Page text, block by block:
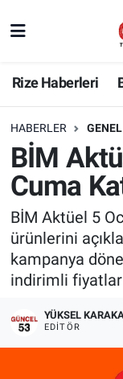
Rize Haberleri
HABERLER GENEL
BİM
Cuma
BİM Aktüel 5
ürünlerini
kampanya
indirimli
YÜKSEL
EDITÖR